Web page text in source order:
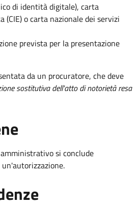
di identità digitale), carta
(CIE) o carta nazionale dei servizi
prevista per la presentazione
da un procuratore, che deve
sostitutiva dell'atto di notorietà resa
si conclude